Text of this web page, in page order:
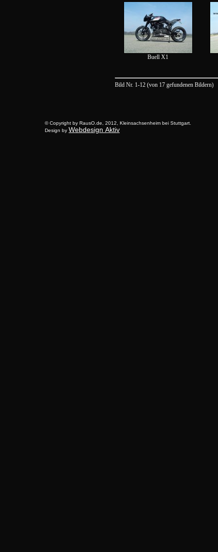
Buell X1
Bild Nr. 1-12 (von 17 gefundenen Bildern)
© Copyright by RausO.de, 2012, Kleinsachsenheim bei Stuttgart.
Design by Webdesign Aktiv